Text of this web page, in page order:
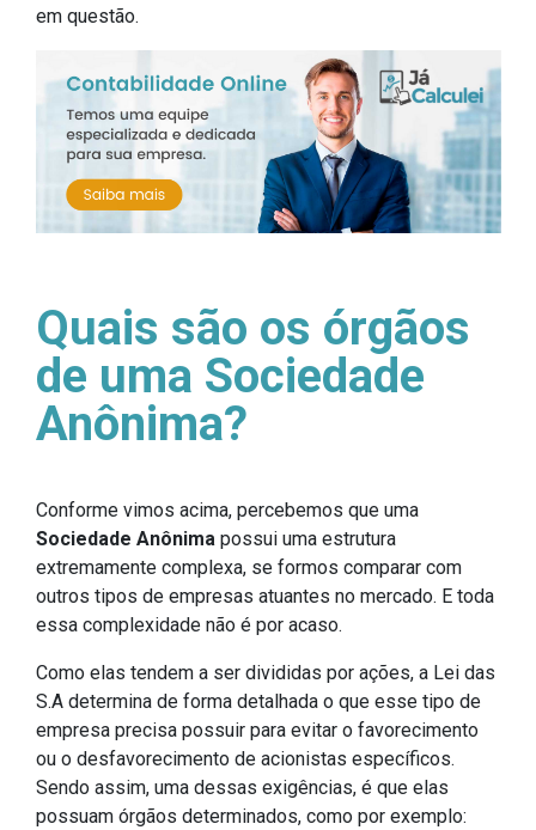
em questão.
Quais são os órgãos
de uma Sociedade
Anônima?
Conforme vimos acima, percebemos que uma
Sociedade Anônima possui uma estrutura
extremamente complexa, se formos comparar com
outros tipos de empresas atuantes no mercado. E toda
essa complexidade não é por acaso.
Como elas tendem a ser divididas por ações, a Lei das
S.A determina de forma detalhada o que esse tipo de
empresa precisa possuir para evitar o favorecimento
ou o desfavorecimento de acionistas específicos.
Sendo assim, uma dessas exigências, é que elas
possuam órgãos determinados, como por exemplo: